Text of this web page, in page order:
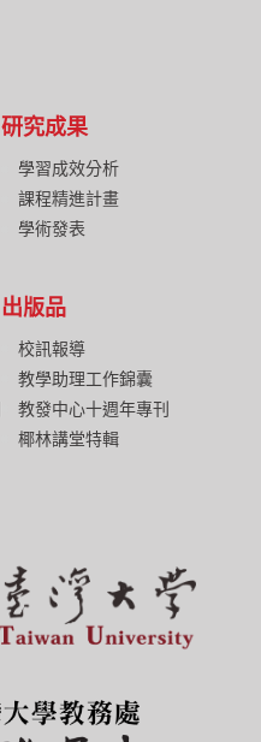
研究成果
學習成效分析
課程精進計畫
學術發表
出版品
校訊報導
教學助理工作錦囊
教發中心十週年專刊
椰林講堂特輯